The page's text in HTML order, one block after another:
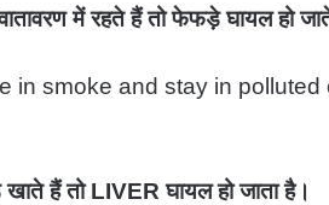
में रहते हैं तो फेफड़े घायल हो
in smoke and stay in polluted
हैं तो LIVER घायल हो जाता है।